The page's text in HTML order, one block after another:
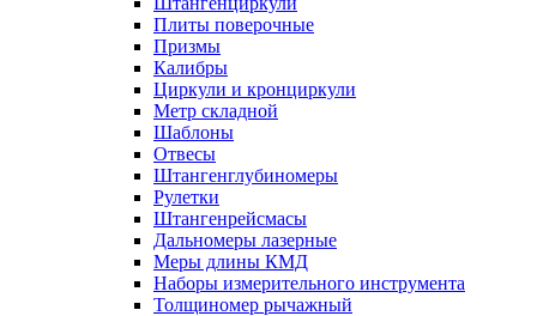
Плиты поверочные
Призмы
Калибры
Циркули и кронциркули
Метр складной
Шаблоны
Отвесы
Штангенглубиномеры
Рулетки
Штангенрейсмасы
Дальномеры лазерные
Меры длины КМД
Наборы измерительного инструмента
Толщиномер рычажный